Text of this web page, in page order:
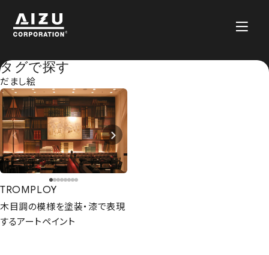
タグで探す
だまし絵
TROMPLOY
木目調の模様を塗装・漆で表現
するアートペイント